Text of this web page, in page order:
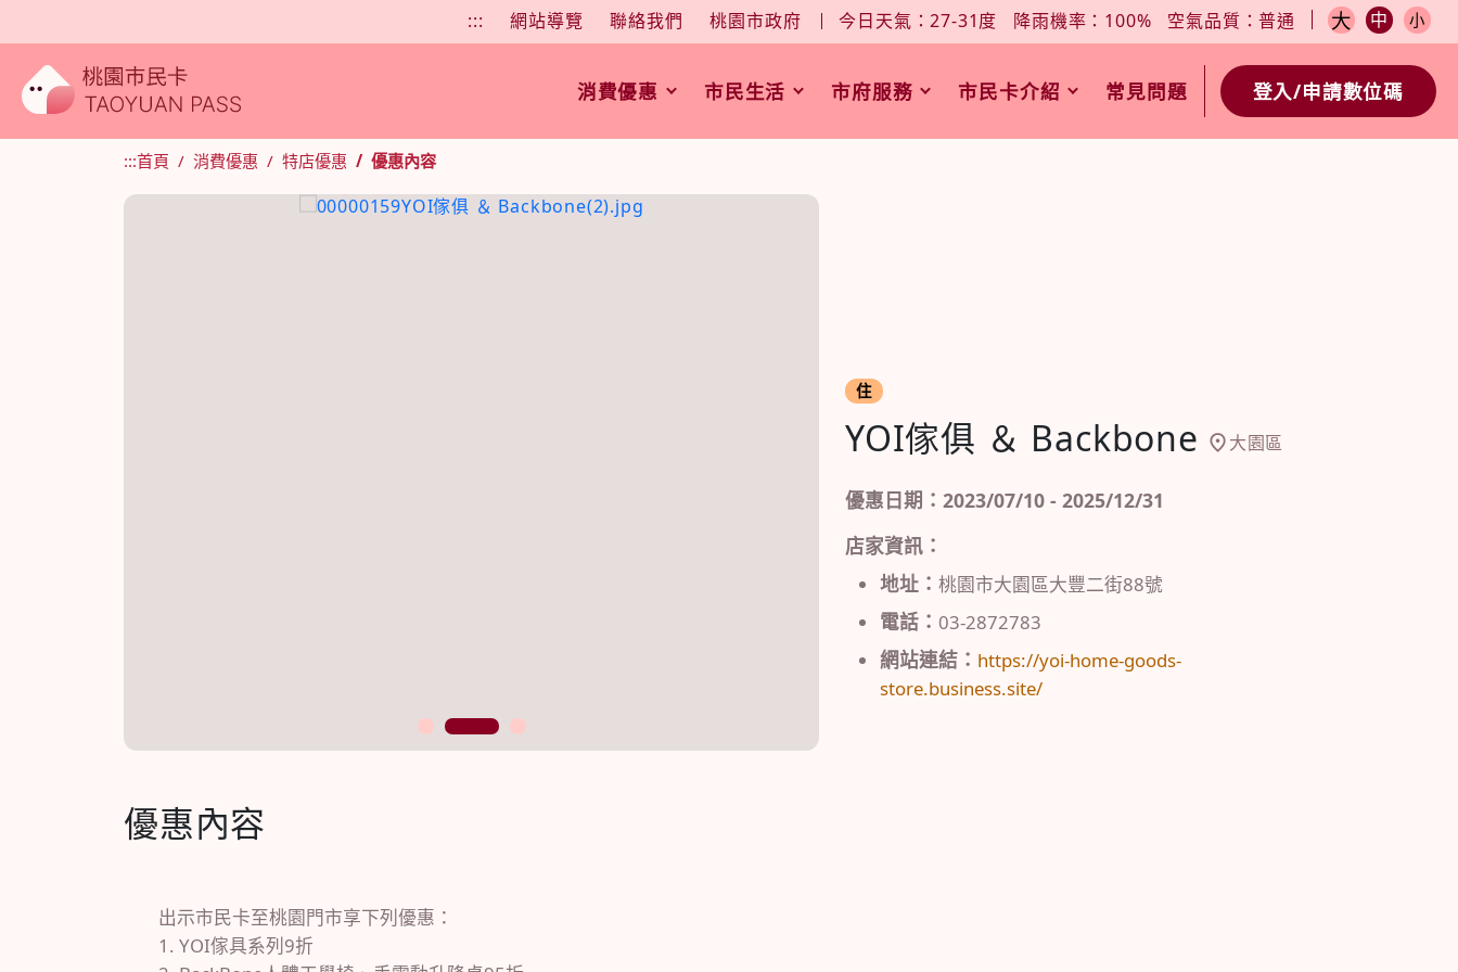
::: 網站導覽 聯絡我們 桃園市政府 今日天氣：27-31度 降雨機率：100% 空氣品質：普通 大 中 小
字型大小： 今日天氣：27-31度 降雨機率：100% 空氣品質：普通
消費優惠 市民生活 市府服務 市民卡介紹 常見問題 登入/申請數位碼
:::首頁 消費優惠 特店優惠 優惠內容
1 2 3
住
YOI傢俱 ＆ Backbone 大園區
優惠日期：2023/07/10 - 2025/12/31
店家資訊：
地址： 桃園市大園區大豐二街88號
電話： 03-2872783
網站連結： https://yoi-home-goods-
store.business.site/
優惠內容
出示市民卡至桃園門市享下列優惠：
1. YOI傢具系列9折